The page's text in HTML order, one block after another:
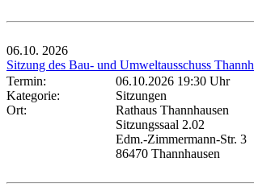
06.10. 2026
Sitzung des Bau- und Umweltausschuss
Termin:
06.10.2026 19:30 Uhr
Kategorie:
Sitzungen
Ort:
Rathaus Thannhausen
Sitzungssaal 2.02
Edm.-Zimmermann-Str. 3
86470 Thannhausen